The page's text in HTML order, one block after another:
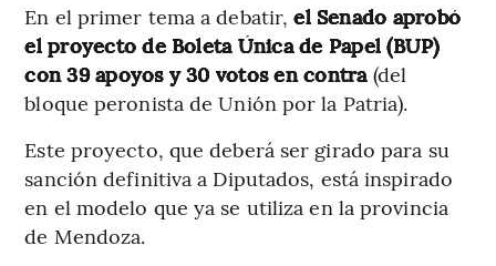
En el primer tema a debatir,el Senado aprobó
el proyecto de Boleta Única de Papel (BUP)
con 39 apoyos y 30 votos en contra(del
bloque peronista de Unión por la Patria).
Este proyecto, que deberá ser girado para su
sanción definitiva a Diputados, está inspirado
en el modelo que ya se utiliza en la provincia
de Mendoza.